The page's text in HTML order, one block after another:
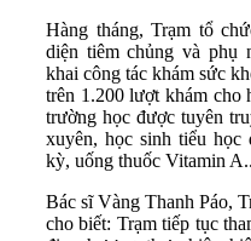
Hàng tháng, Trạm tổ
diện tiêm chủng và phụ
khai công tác khám sức
trên 1.200 lượt khám cho
trường học được tuyên
xuyên, học sinh tiểu học
kỳ, uống thuốc Vitamin
Bác sĩ Vàng Thanh Páo,
cho biết: Trạm tiếp tục